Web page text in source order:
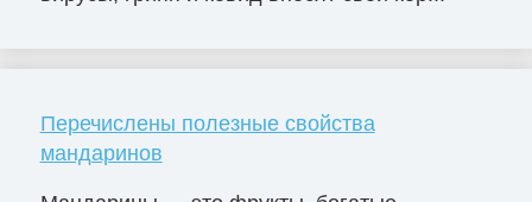
Перечислены полезные свойства
мандаринов